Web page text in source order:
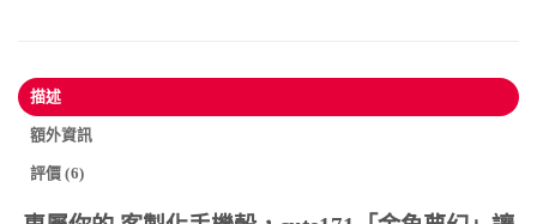
描述
額外資訊
評價 (6)